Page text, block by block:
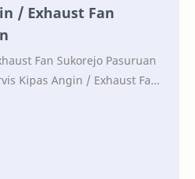
/ Exhaust Fan
Fan Sukorejo Pasuruan
Kipas Angin / Exhaust Fan